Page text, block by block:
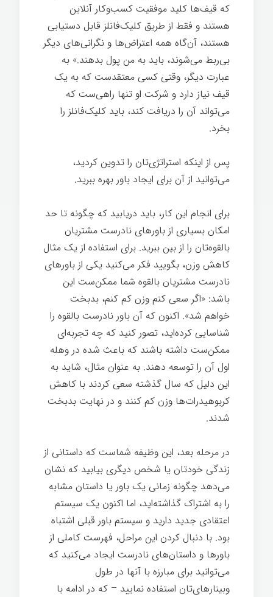
که قیف‌ها کلید موفقیت کسب‌وکار آنلاین
هستند و فقط از طریق کلیک‌فانلز قابل دستیابی
هستند، آن‌گاه همه اعتراض‌ها و نگرانی‌های دیگر
بی‌ربط می‌شوند، باید به من پول بدهند.» به
عبارت دیگر، وقتی کسی معتقدست که به یک
قیف نیاز دارد و شرکت او تنها راهی‌ست که
می‌تواند آن را دریافت کند، باید کلیک‌فانلز را
بخرد.
پس از اینکه استراتژی‌تان را تدوین کردید،
می‌توانید از آن برای ایجاد باور بهره ببرید.
برای انجام این کار، باید دریابید که چگونه تا حد
امکان بسیاری از باورهای نادرست مشتریان
بالقوه‌تان را از بین ببرید. برای استفاده از یک مثال
کاهش وزن، بگویید فکر می‌کنید یکی از باورهای
نادرست مشتریان بالقوه شما ممکن‌ست این
باشد: «اگر سعی کنم وزن کم کنم، بدبخت
خواهم شد». اکنون که آن باور نادرست بالقوه را
شناسایی کرده‌اید، تصور کنيد که چه تجربه‌ای
ممکن‌ست داشته باشند که باعث شده در وهله
اول آن را توسعه دهند. به عنوان مثال، شاید به
این دلیل که سال گذشته سعی کردند با کاهش
کربوهیدرات‌ها وزن کم کنند و در نهایت بدبخت
شدند.
در مرحله بعد، این وظیفه شماست که داستانی از
زندگی خودتان یا شخص دیگری بیابید که نشان
می‌دهد چگونه زمانی یک باور یا داستان مشابه
را به اشتراک گذاشته‌اید، اما اکنون یک سیستم
اعتقادی جدید دارید و سیستم باور قبلی اشتباه
بود. با دنبال کردن این مراحل، فهرست کاملی از
باورها و داستان‌های نادرست ایجاد می‌کنید که
می‌توانید برای مبارزه با آنها در طول
وبینارهای‌تان استفاده نمایید – که در ادامه با